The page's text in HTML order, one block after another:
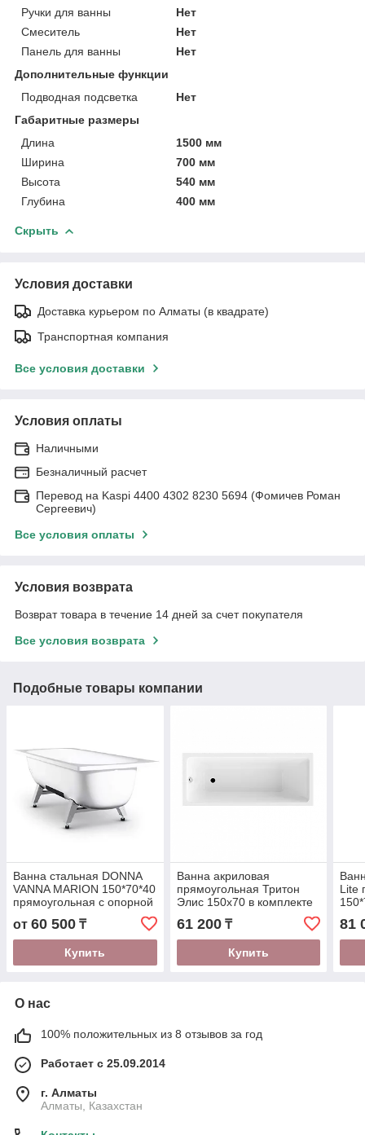
Ручки для ванны
Нет
Смеситель
Нет
Панель для ванны
Нет
Дополнительные функции
Подводная подсветка
Нет
Габаритные размеры
Длина
1500 мм
Ширина
700 мм
Высота
540 мм
Глубина
400 мм
Скрыть
Условия доставки
Доставка курьером по Алматы (в квадрате)
Транспортная компания
Все условия доставки
Условия оплаты
Наличными
Безналичный расчет
Перевод на Kaspi 4400 4302 8230 5694 (Фомичев Роман
Сергеевич)
Все условия оплаты
Условия возврата
Возврат товара в течение 14 дней за счет покупателя
Все условия возврата
Подобные товары компании
Ванна стальная DONNA
VANNA MARION 150*70*40
прямоугольная с опорной
подставкой, белый ирис,
без ранта M-51903
от 60 500 ₸
Купить
Ванна акриловая
прямоугольная Тритон
Элис 150x70 в комплекте
с ножками (Щ0000073528)
61 200₸
Купить
Lite
81
О нас
100% положительных из 8 отзывов за год
Работает с 25.09.2014
г. Алматы
Алматы, Казахстан